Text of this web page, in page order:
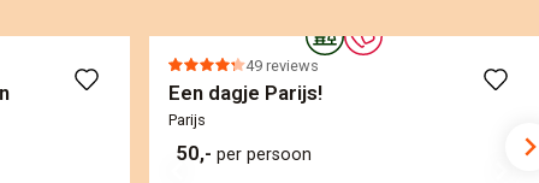
49 reviews
Een dagje Parijs!
Parijs
50,- per persoon